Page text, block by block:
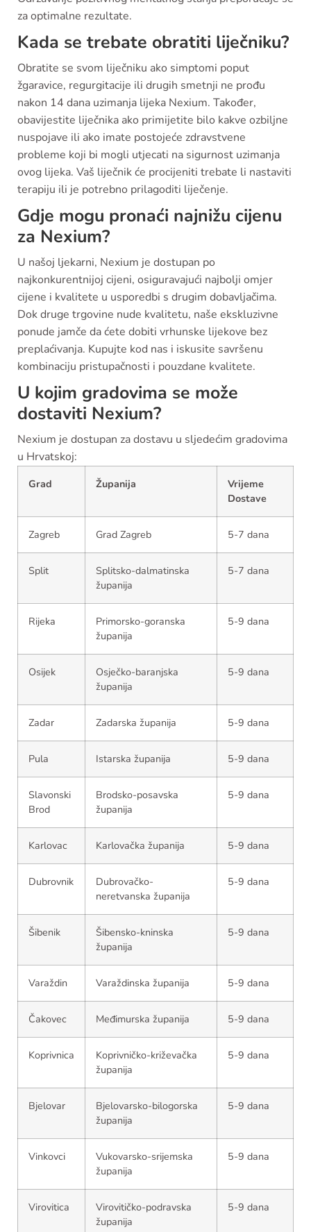
za optimalne rezultate.
Kada se trebate obratiti liječniku?
Obratite se svom liječniku ako simptomi poput
žgaravice, regurgitacije ili drugih smetnji ne prođu
nakon 14 dana uzimanja lijeka Nexium. Također,
obavijestite liječnika ako primijetite bilo kakve ozbiljne
nuspojave ili ako imate postojeće zdravstvene
probleme koji bi mogli utjecati na sigurnost uzimanja
ovog lijeka. Vaš liječnik će procijeniti trebate li nastaviti
terapiju ili je potrebno prilagoditi liječenje.
Gdje mogu pronaći najnižu cijenu
za Nexium?
U našoj ljekarni, Nexium je dostupan po
najkonkurentnijoj cijeni, osiguravajući najbolji omjer
cijene i kvalitete u usporedbi s drugim dobavljačima.
Dok druge trgovine nude kvalitetu, naše ekskluzivne
ponude jamče da ćete dobiti vrhunske lijekove bez
preplaćivanja. Kupujte kod nas i iskusite savršenu
kombinaciju pristupačnosti i pouzdane kvalitete.
U kojim gradovima se može
dostaviti Nexium?
Nexium je dostupan za dostavu u sljedećim gradovima
u Hrvatskoj:
Grad Županija
Vrijeme
Dostave
Zagreb Grad Zagreb 5-7 dana
Split
Splitsko-dalmatinska
županija
5-7 dana
Rijeka
Primorsko-goranska
županija
5-9 dana
Osijek
Osječko-baranjska
županija
5-9 dana
Zadar Zadarska županija 5-9 dana
Pula Istarska županija 5-9 dana
Slavonski
Brod
Brodsko-posavska
županija
5-9 dana
Karlovac Karlovačka županija 5-9 dana
Dubrovnik
Dubrovačko-
neretvanska županija
5-9 dana
Šibenik
Šibensko-kninska
županija
5-9 dana
Varaždin Varaždinska županija 5-9 dana
Čakovec Međimurska županija 5-9 dana
Koprivnica
Koprivničko-križevačka
županija
5-9 dana
Bjelovar
Bjelovarsko-bilogorska
županija
5-9 dana
Vinkovci
Vukovarsko-srijemska
županija
5-9 dana
Virovitica
Virovitičko-podravska
županija
5-9 dana